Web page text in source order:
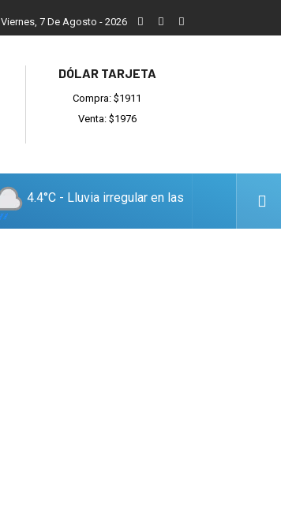
Reino recibió a instituciones y confirmó gestiones para
Viernes, 7 De Agosto - 2026
DÓLAR TARJETA
Compra: $1911
Venta: $1976
4.4°C - Lluvia irregular en las